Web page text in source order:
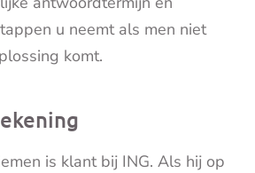
u neemt als men niet
komt.
is klant bij ING. Als hij op